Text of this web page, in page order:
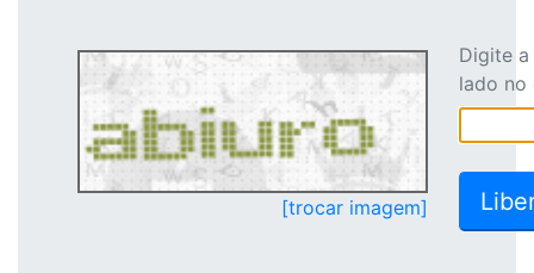
[trocar imagem]
Digite
lado no